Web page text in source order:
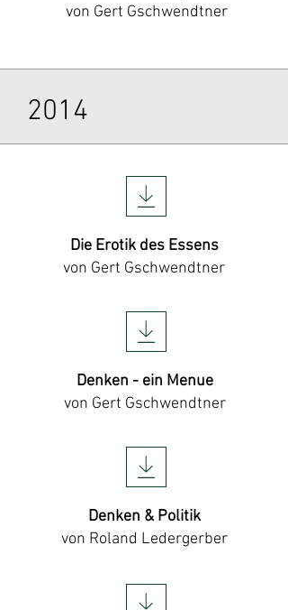
von Gert Gschwendtner
2014
Die Erotik des Essens
von Gert Gschwendtner
Denken - ein Menue
von Gert Gschwendtner
Denken & Politik
von Roland Ledergerber